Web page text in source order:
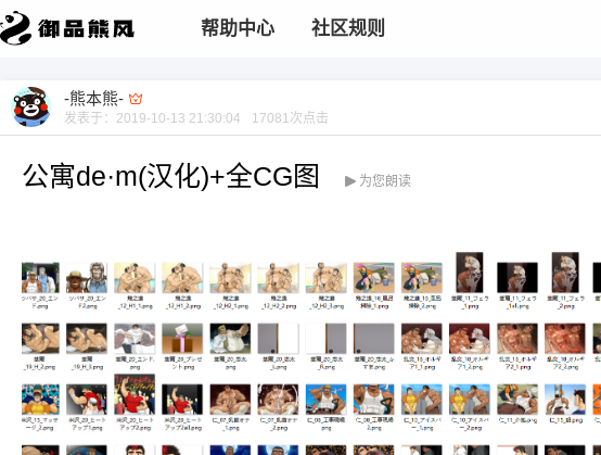
帮助中心 社区规则
-熊本熊-
发表于： 2019-10-13 21:30:04 17081次点击
公寓de·m(汉化)+全CG图 为您朗读